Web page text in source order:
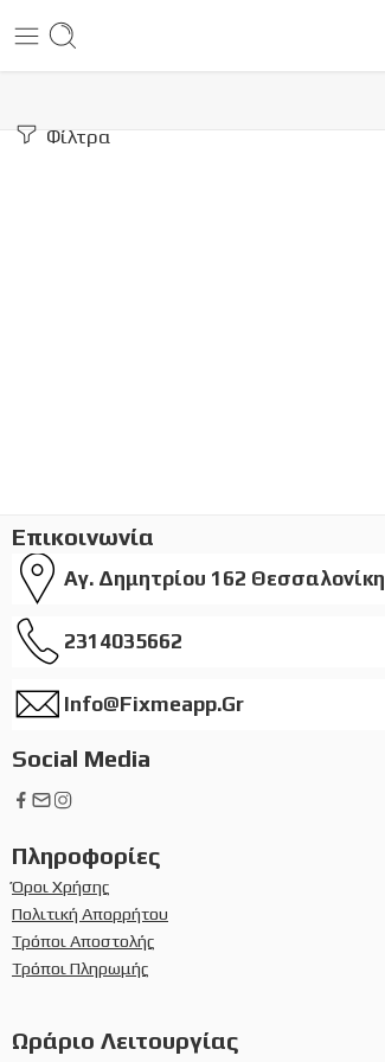
Φίλτρα
Επικοινωνία
Αγ. Δημητρίου 162 Θεσσαλονίκη
2314035662
Info@fixmeapp.gr
Social Media
Πληροφορίες
Όροι Χρήσης
Πολιτική Απορρήτου
Τρόποι Αποστολής
Τρόποι Πληρωμής
Ωράριο Λειτουργίας